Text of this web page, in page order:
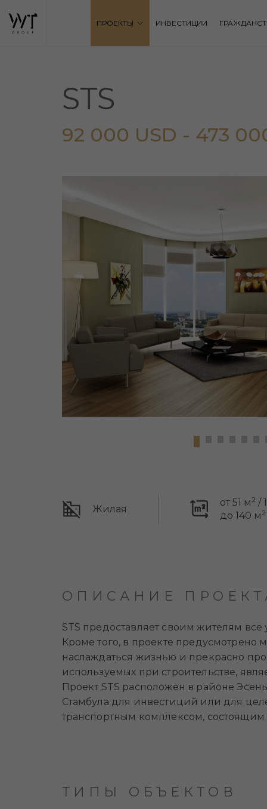
ПРОЕКТЫ ИНВЕСТИЦИИ
STS
92 000 USD - 473
Жилая
от 51 м2 /
до 140 м2
ОПИСАНИЕ
STS предоставляет своим жителям
Кроме того, в проекте
наслаждаться жизнью и прекрасно
используемых при строительстве,
Проект STS расположен в районе
Стамбула для инвестиций или для
транспортным комплексом, состоящим
ТИПЫ ОБЪЕКТОВ